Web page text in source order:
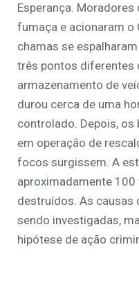
Esperança.
fumaça e acionaram o
chamas se
três pontos diferentes
armazenamento de
durou cerca de uma
controlado. Depois,
em operação de
focos surgissem. A
aproximadamente
destruídos. As causas
sendo investigadas,
hipótese de ação